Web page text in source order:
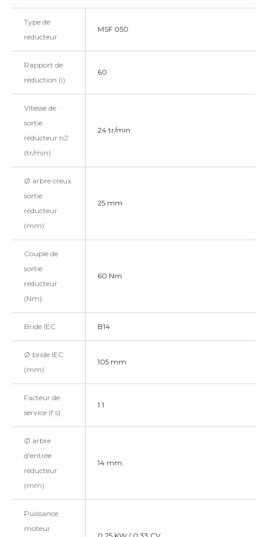
Type de
réducteur
MSF 050
Rapport de
réduction (i)
60
Vitesse de
sortie
réducteur n2
(tr/min)
24 tr/min
Ø arbre creux
sortie
réducteur
(mm)
25 mm
Couple de
sortie
réducteur
(Nm)
60 Nm
Bride IEC B14
Ø bride IEC
(mm)
105 mm
Facteur de
service (f.s)
1.1
Ø arbre
d'entrée
réducteur
(mm)
14 mm
Puissance
moteur